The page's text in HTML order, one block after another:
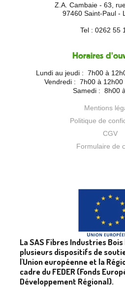
Z.A. Cambaie - 63,
97460 Saint-Paul -
Tel : 0262 55
Horaires
Lundi au jeudi : 7h00 à
Vendredi : 7h00 à
Samedi : 8h00
Mentions
Politique de
CGV
Formulaire de
La SAS Fibres Industries
plusieurs dispositifs de
l'Union européenne et la
cadre du FEDER (Fonds
Développement Régional).